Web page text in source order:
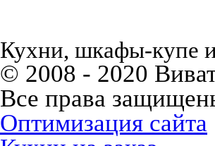
Кухни, шкафы-купе и
© 2008 - 2020
Все права
Оптимизация сайта